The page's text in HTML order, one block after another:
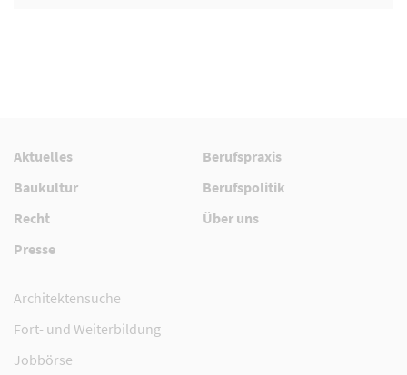
Aktuelles
Berufspraxis
Baukultur
Berufspolitik
Recht
Über uns
Presse
Architektensuche
Fort- und Weiterbildung
Jobbörse